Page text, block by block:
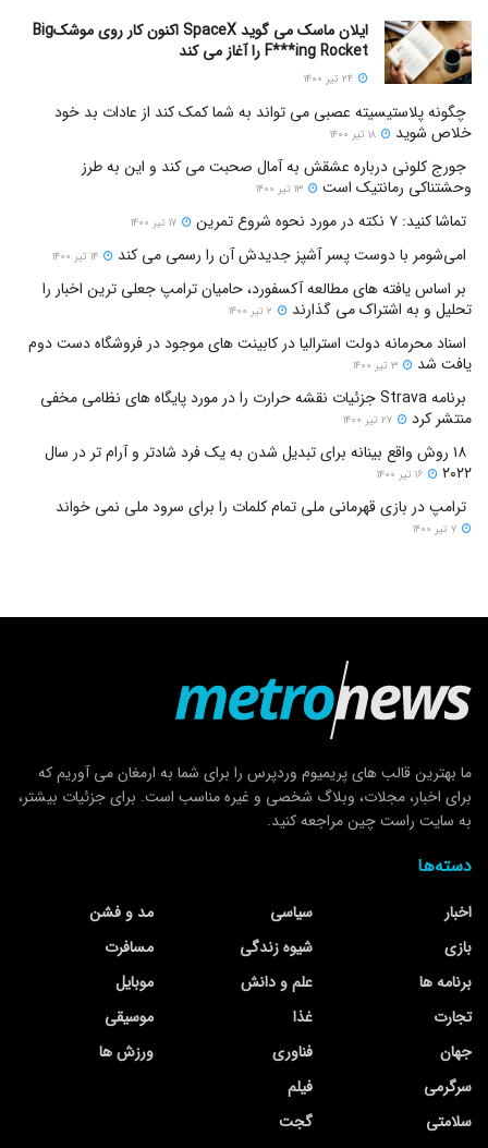
ایلان ماسک می گوید SpaceX اکنون کار روی موشکBig
F***ing Rocket را آغاز می کند
چگونه پلاستیسیته عصبی می تواند به شما کمک کند از عادات بد خود
خلاص شوید
جورج کلونی درباره عشقش به آمال صحبت می کند و این به طرز
وحشتناکی رمانتیک است
تماشا کنید: ۷ نکته در مورد نحوه شروع تمرین
امی‌شومر با دوست پسر آشپز جدیدش آن را رسمی می کند
بر اساس یافته های مطالعه آکسفورد، حامیان ترامپ جعلی ترین اخبار را
تحلیل و به اشتراک می گذارند
اسناد محرمانه دولت استرالیا در کابینت های موجود در فروشگاه دست دوم
یافت شد
برنامه Strava جزئیات نقشه حرارت را در مورد پایگاه های نظامی مخفی
منتشر کرد
۱۸ روش واقع بینانه برای تبدیل شدن به یک فرد شادتر و آرام تر در سال
۲۰۲۲
ترامپ در بازی قهرمانی ملی تمام کلمات را برای سرود ملی نمی خواند
ما بهترین قالب های پریمیوم وردپرس را برای شما به ارمغان می آوریم که
برای اخبار، مجلات، وبلاگ شخصی و غیره مناسب است. برای جزئیات بیشتر،
به سایت راست چین مراجعه کنید.
دسته‌ها
اخبار
بازی
برنامه ها
تجارت
جهان
سرگرمی
سلامتی
سیاسی
شیوه زندگی
علم و دانش
غذا
فناوری
فیلم
گجت
مد و فشن
مسافرت
موبایل
موسیقی
ورزش ها